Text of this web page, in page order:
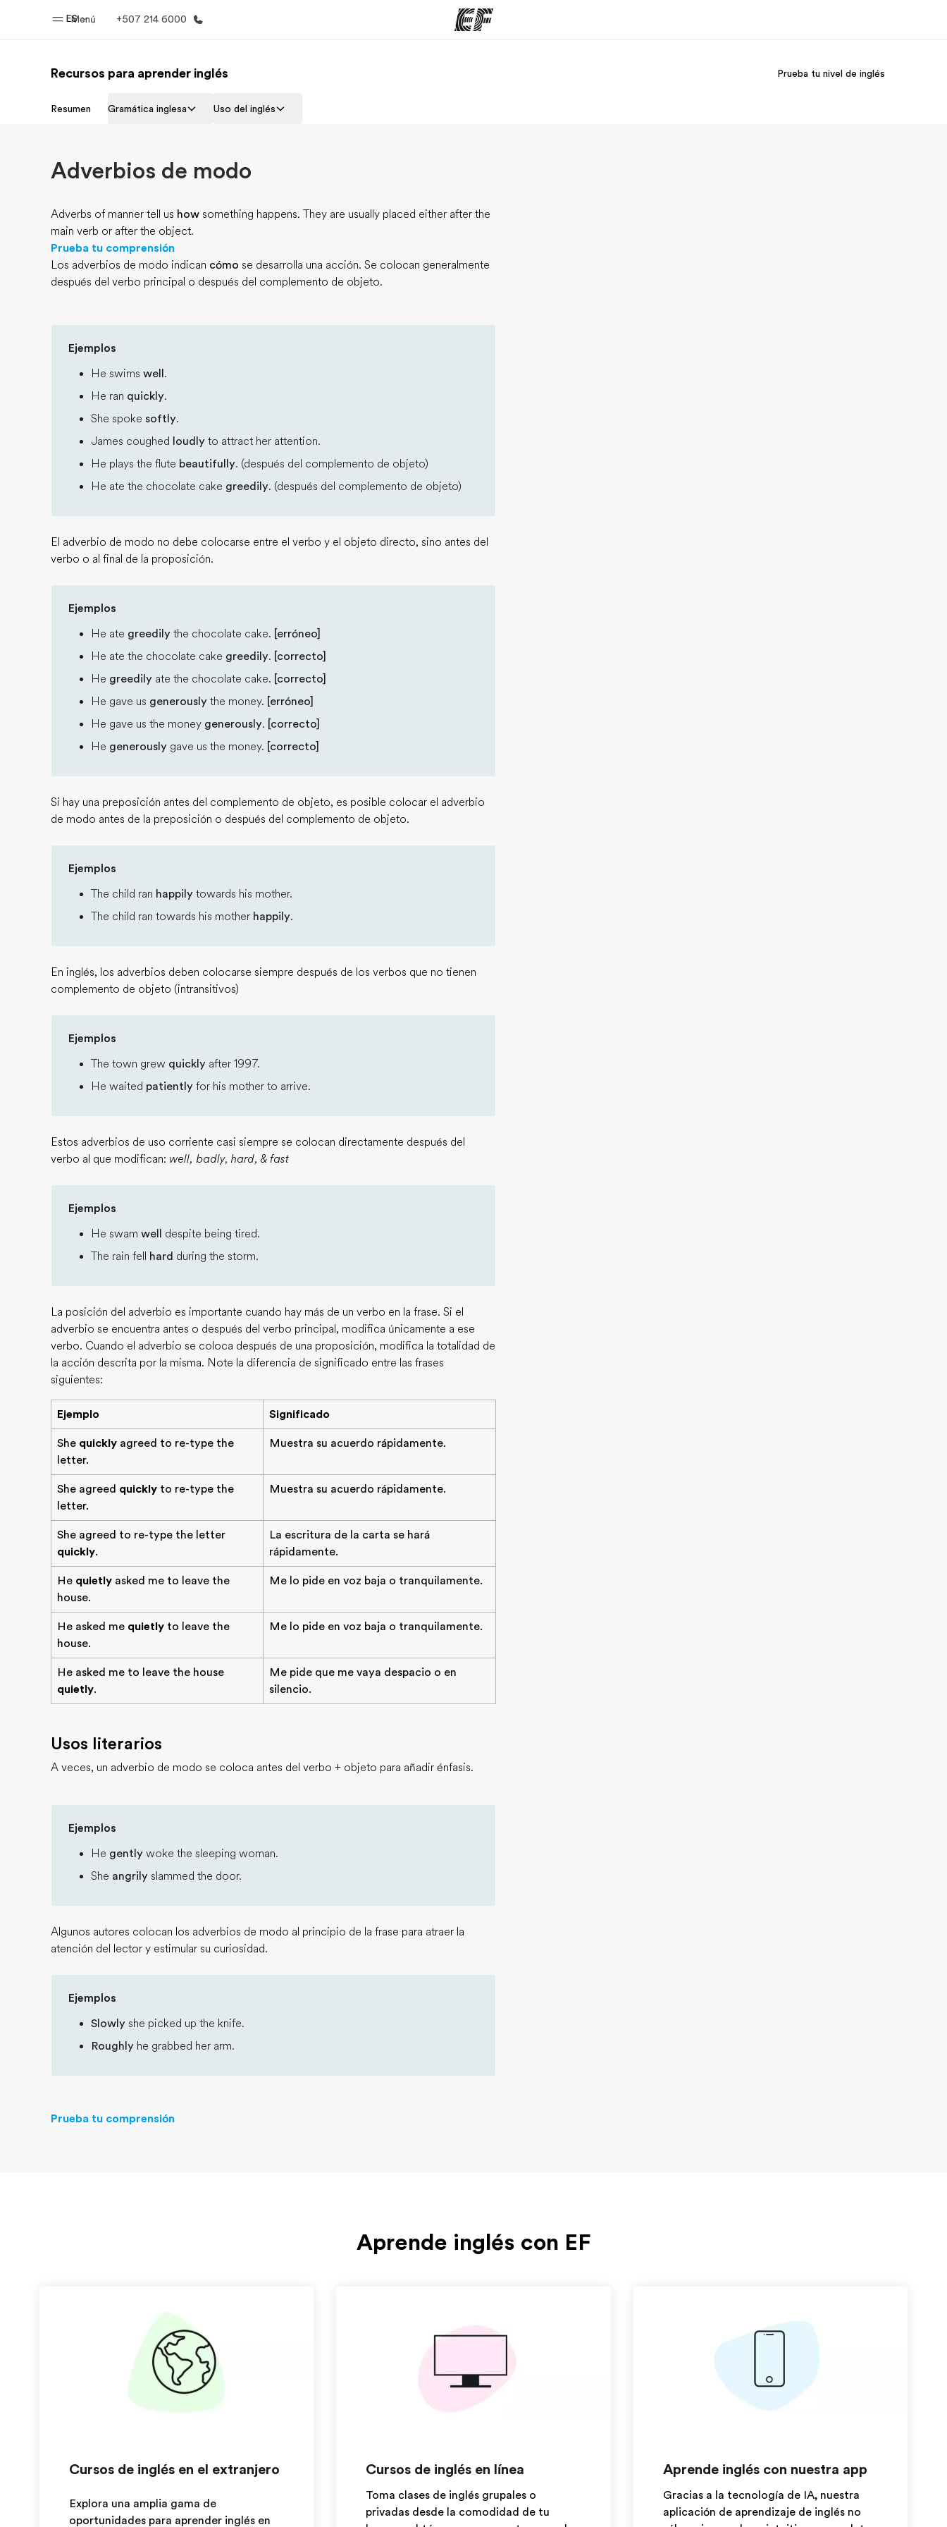
Menú
ES +507 214 6000
Inicio
Recursos para aprender inglés Prueba tu nivel de inglés
Resumen Gramática inglesa Uso del inglés
Adverbios de modo
Adverbs of manner tell us how something happens. They are usually placed either after the
main verb or after the object.
Prueba tu comprensión
Los adverbios de modo indican cómo se desarrolla una acción. Se colocan generalmente
después del verbo principal o después del complemento de objeto.
Ejemplos
He swims well .
He ran quickly.
She spoke softly.
James coughed
loudly to attract her attention.
He plays the flute beautifully. (después del complemento de objeto)
He ate the chocolate cake greedily. (después del complemento de objeto)
El adverbio de modo no debe colocarse entre el verbo y el objeto directo, sino antes del
verbo o al final de la proposición.
Ejemplos
He ate greedily the chocolate cake. [erróneo]
He ate the chocolate cake greedily. [correcto]
He greedily ate the chocolate cake. [correcto]
He gave us generously the money. [erróneo]
He gave us the money generously. [correcto]
He generously gave us the money. [correcto]
Si hay una preposición antes del complemento de objeto, es posible colocar el adverbio
de modo antes de la preposición o después del complemento de objeto.
Ejemplos
The child ran happily towards his mother.
The child ran towards his mother happily.
En inglés, los adverbios deben colocarse siempre después de los verbos que no tienen
complemento de objeto (intransitivos)
Ejemplos
The town grew quickly after 1997.
He waited patiently for his mother to arrive.
Estos adverbios de uso corriente casi siempre se colocan directamente después del
verbo al que modifican: well, badly, hard, & fast
Ejemplos
He swam well
despite being tired.
The rain fell
hard during the storm.
La posición del adverbio es importante cuando hay más de un verbo en la frase. Si el
adverbio se encuentra antes o después del verbo principal, modifica únicamente a ese
verbo. Cuando el adverbio se coloca después de una proposición, modifica la totalidad de
la acción descrita por la misma. Note la diferencia de significado entre las frases
siguientes:
Ejemplo Significado
She quickly agreed to re-type the
letter.
Muestra su acuerdo rápidamente.
She agreed quickly to re-type the
letter.
Muestra su acuerdo rápidamente.
She agreed to re-type the letter
quickly.
La escritura de la carta se hará
rápidamente.
He quietly asked me to leave the
house.
Me lo pide en voz baja o tranquilamente.
He asked me quietly to leave the
house.
Me lo pide en voz baja o tranquilamente.
He asked me to leave the house
quietly.
Me pide que me vaya despacio o en
silencio.
Usos literarios
A veces, un adverbio de modo se coloca antes del verbo + objeto para añadir énfasis.
Ejemplos
He gently woke the sleeping woman.
She angrily slammed the door.
Algunos autores colocan los adverbios de modo al principio de la frase para atraer la
atención del lector y estimular su curiosidad.
Ejemplos
Slowly she picked up the knife.
Roughly he grabbed her arm.
Prueba tu comprensión
Aprende inglés con EF
Cursos de inglés en el extranjero
Explora una amplia gama de
oportunidades para aprender inglés en
Cursos de inglés en línea
Toma clases de inglés grupales o
privadas desde la comodidad de tu
Aprende inglés con nuestra app
Gracias a la tecnología de IA, nuestra
aplicación de aprendizaje de inglés no